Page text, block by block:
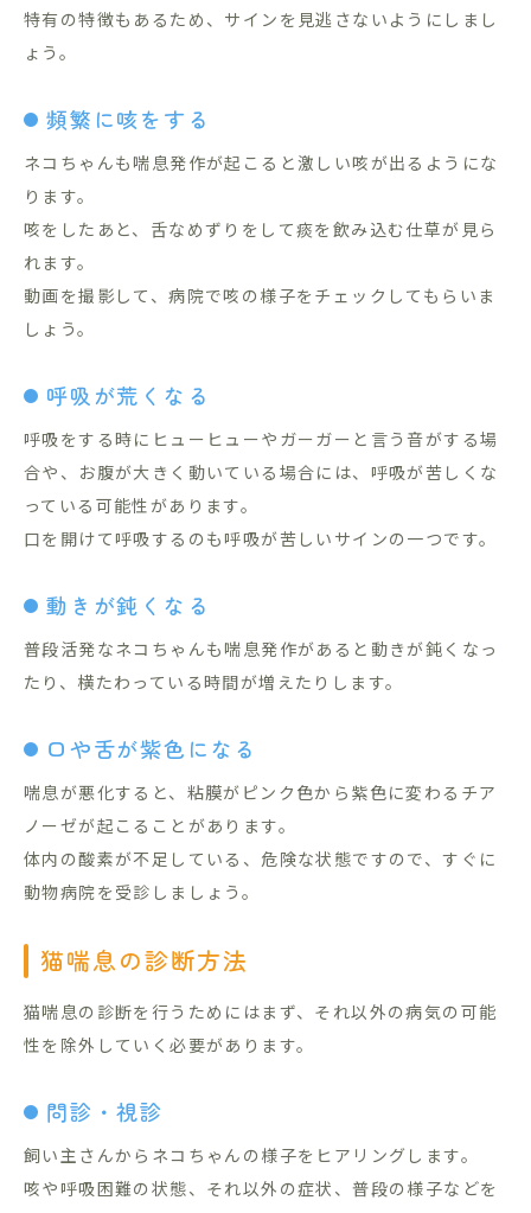
特有の特徴もあるため、サインを見逃さないようにしまし
ょう。
頻繁に咳をする
ネコちゃんも喘息発作が起こると激しい咳が出るようにな
ります。
咳をしたあと、舌なめずりをして痰を飲み込む仕草が見ら
れます。
動画を撮影して、病院で咳の様子をチェックしてもらいま
しょう。
呼吸が荒くなる
呼吸をする時にヒューヒューやガーガーと言う音がする場
合や、お腹が大きく動いている場合には、呼吸が苦しくな
っている可能性があります。
口を開けて呼吸するのも呼吸が苦しいサインの一つです。
動きが鈍くなる
普段活発なネコちゃんも喘息発作があると動きが鈍くなっ
たり、横たわっている時間が増えたりします。
口や舌が紫色になる
喘息が悪化すると、粘膜がピンク色から紫色に変わるチア
ノーゼが起こることがあります。
体内の酸素が不足している、危険な状態ですので、すぐに
動物病院を受診しましょう。
猫喘息の診断方法
猫喘息の診断を行うためにはまず、それ以外の病気の可能
性を除外していく必要があります。
問診・視診
飼い主さんからネコちゃんの様子をヒアリングします。
咳や呼吸困難の状態、それ以外の症状、普段の様子などを